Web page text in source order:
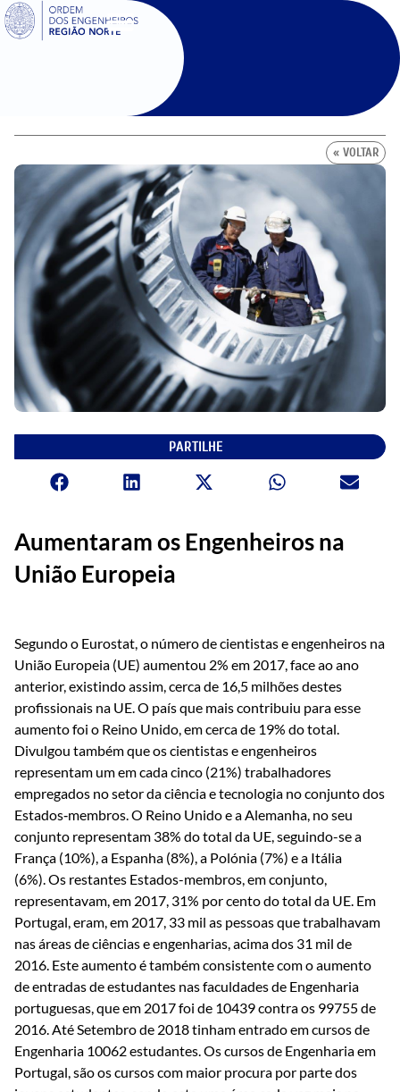
SIGOE
« VOLTAR
PARTILHE
Aumentaram os Engenheiros na
União Europeia
Segundo o Eurostat, o número de cientistas e engenheiros na
União Europeia (UE) aumentou 2% em 2017, face ao ano
anterior, existindo assim, cerca de 16,5 milhões destes
profissionais na UE. O país que mais contribuiu para esse
aumento foi o Reino Unido, em cerca de 19% do total.
Divulgou também que os cientistas e engenheiros
representam um em cada cinco (21%) trabalhadores
empregados no setor da ciência e tecnologia no conjunto dos
Estados‑membros. O Reino Unido e a Alemanha, no seu
conjunto representam 38% do total da UE, seguindo-se a
França (10%), a Espanha (8%), a Polónia (7%) e a Itália
(6%). Os restantes Estados-membros, em conjunto,
representavam, em 2017, 31% por cento do total da UE. Em
Portugal, eram, em 2017, 33 mil as pessoas que trabalhavam
nas áreas de ciências e engenharias, acima dos 31 mil de
2016. Este aumento é também consistente com o aumento
de entradas de estudantes nas faculdades de Engenharia
portuguesas, que em 2017 foi de 10439 contra os 99755 de
2016. Até Setembro de 2018 tinham entrado em cursos de
Engenharia 10062 estudantes. Os cursos de Engenharia em
Portugal, são os cursos com maior procura por parte dos